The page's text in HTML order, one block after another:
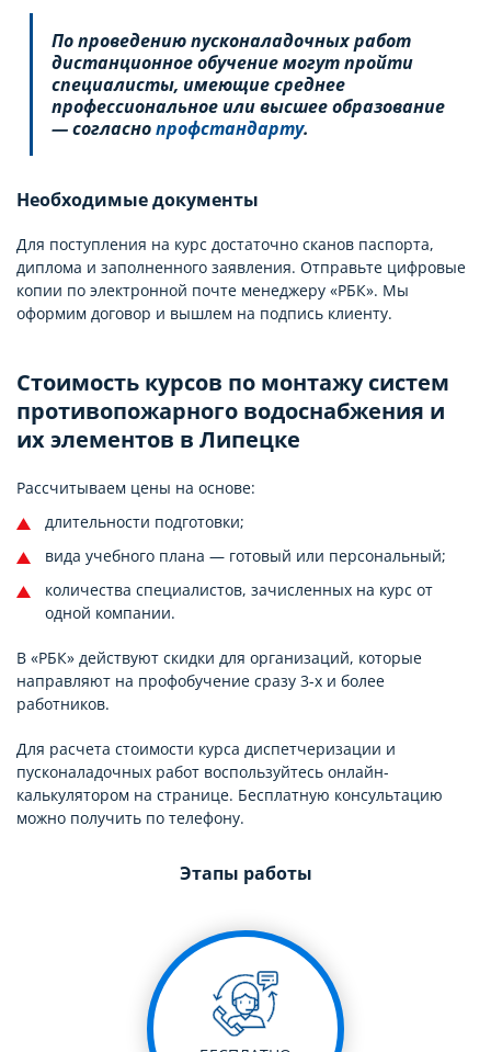
По проведению пусконаладочных работ
дистанционное обучение могут пройти
специалисты, имеющие среднее
профессиональное или высшее образование
— согласнопрофстандарту.
Необходимые документы
Для поступления на курс достаточно сканов паспорта,
диплома и заполненного заявления. Отправьте цифровые
копии по электронной почте менеджеру «РБК». Мы
оформим договор и вышлем на подпись клиенту.
Стоимость курсов по монтажу систем
противопожарного водоснабжения и
их элементов в Липецке
Рассчитываем цены на основе:
длительности подготовки;
вида учебного плана — готовый или персональный;
количества специалистов, зачисленных на курс от
одной компании.
В «РБК» действуют скидки для организаций, которые
направляют на профобучение сразу 3-х и более
работников.
Для расчета стоимости курса диспетчеризации и
пусконаладочных работ воспользуйтесь онлайн-
калькулятором на странице. Бесплатную консультацию
можно получить по телефону.
Этапы работы